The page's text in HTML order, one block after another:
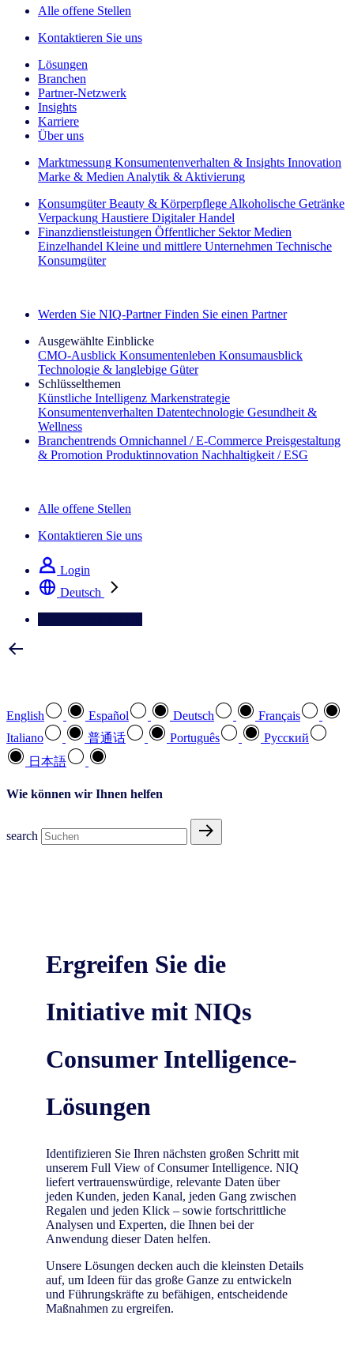
Alle offene Stellen
Kontaktieren Sie uns
Lösungen
Branchen
Partner-Netzwerk
Insights
Karriere
Über uns
Marktmessung Konsumentenverhalten & Insights Innovation
Marke & Medien Analytik & Aktivierung
Konsumgüter Beauty & Körperpflege Alkoholische Getränke
Verpackung Haustiere Digitaler Handel
Finanzdienstleistungen Öffentlicher Sektor Medien
Einzelhandel Kleine und mittlere Unternehmen Technische
Konsumgüter
Werden Sie NIQ-Partner Finden Sie einen Partner
Ausgewählte Einblicke
CMO‑Ausblick Konsumentenleben Konsumausblick
Technologie & langlebige Güter
Schlüsselthemen
Künstliche Intelligenz Markenstrategie
Konsumentenverhalten Datentechnologie Gesundheit &
Wellness
Branchentrends Omnichannel / E‑Commerce Preisgestaltung
& Promotion Produktinnovation Nachhaltigkeit / ESG
Alle offene Stellen
Kontaktieren Sie uns
Login
Deutsch
English Español Deutsch
Français
Italiano
普通话 Português
Pусский
日本語
Wie können wir Ihnen helfen
search
Ergreifen Sie die
Initiative mit NIQs
Consumer Intelligence-
Lösungen
Identifizieren Sie Ihren nächsten großen Schritt mit
unserem Full View of Consumer Intelligence. NIQ
liefert vertrauenswürdige, relevante Daten über
jeden Kunden, jeden Kanal, jeden Gang zwischen
Regalen und jeden Klick – sowie fortschrittliche
Analysen und Experten, die Ihnen bei der
Anwendung dieser Daten helfen.
Unsere Lösungen decken auch die kleinsten Details
auf, um Ideen für das große Ganze zu entwickeln
und Führungskräfte zu befähigen, entscheidende
Maßnahmen zu ergreifen.